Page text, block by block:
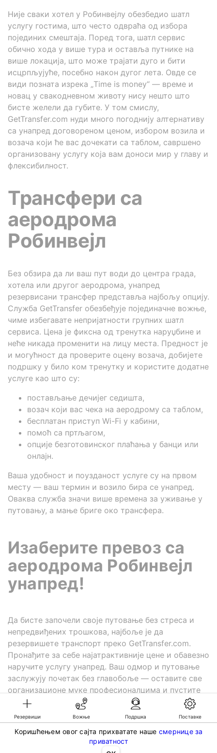
Резервиши Вожње Подршка Поставке
Коришћењем овог сајта прихватате наше смернице за
приватност
Није сваки хотел у Робинвејлу обезбедио шатл
услугу гостима, што често одвраћа од избора
појединих смештаја. Поред тога, шатл сервис
обично хода у више тура и оставља путнике на
више локација, што може трајати дуго и бити
исцрпљујуће, посебно након дугог лета. Овде се
види позната изрека „Time is money“ — време и
новац у свакодневном животу нису нешто што
бисте желели да губите. У том смислу,
GetTransfer.com нуди много погоднију алтернативу
са унапред договореном ценом, избором возила и
возача који ће вас дочекати са таблом, савршено
организовану услугу која вам доноси мир у главу и
флексибилност.
Трансфери са
аеродрома
Робинвејл
Без обзира да ли ваш пут води до центра града,
хотела или другог аеродрома, унапред
резервисани трансфер представља најбољу опцију.
Служба GetTransfer обезбеђује појединачне вожње,
чиме избегавате непријатности групних шатл
сервиса. Цена је фиксна од тренутка наруџбине и
неће никада променити на лицу места. Предност је
и могућност да проверите оцену возача, добијете
подршку у било ком тренутку и користите додатне
услуге као што су:
постављање дечијег седишта,
возач који вас чека на аеродрому са таблом,
бесплатан приступ Wi-Fi у кабини,
помоћ са пртљагом,
опције безготовинског плаћања у банци или
онлајн.
Ваша удобност и поузданост услуге су на првом
месту — ваш термин и возило бира се унапред.
Оваква служба значи више времена за уживање у
путовању, а мање бриге око трансфера.
Изаберите превоз са
аеродрома Робинвејл
унапред!
Да бисте започели своје путовање без стреса и
непредвиђених трошкова, најбоље је да
резервишете транспорт преко GetTransfer.com.
Пронађите за себе најатрактивније цене и обавезно
наручите услугу унапред. Ваш одмор и путовање
заслужују почетак без главобоље — оставите све
организационе муке професионалцима и пустите
да вам GetTransfer олакша сваки километар пута!
©KG GLOBAL LIMITED. GetTransfer® is trademark of KG GLOBAL LIMITED.
All rights reserved.